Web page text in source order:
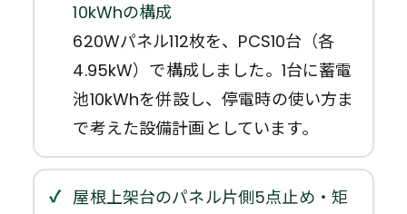
10kWhの構成
620Wパネル112枚を、PCS10台（各
4.95kW）で構成しました。1台に蓄電
池10kWhを併設し、停電時の使い方ま
で考えた設備計画としています。
屋根上架台のパネル片側5点止め・矩